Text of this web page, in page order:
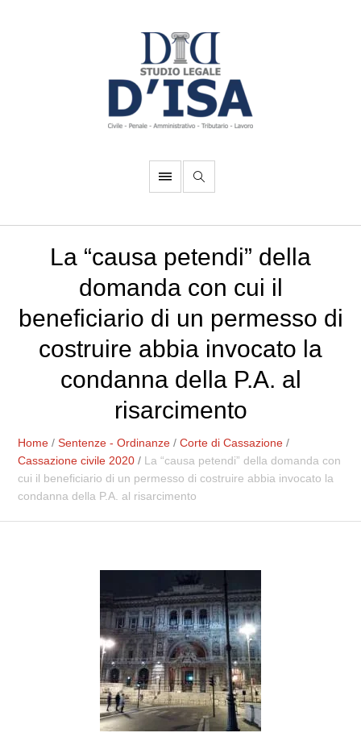
La “causa petendi” della
domanda con cui il
beneficiario di un permesso di
costruire abbia invocato la
condanna della P.A. al
risarcimento
Home /Sentenze - Ordinanze /Corte di Cassazione /
Cassazione civile 2020 / La “causa petendi” della domanda con
cui il beneficiario di un permesso di costruire abbia invocato la
condanna della P.A. al risarcimento